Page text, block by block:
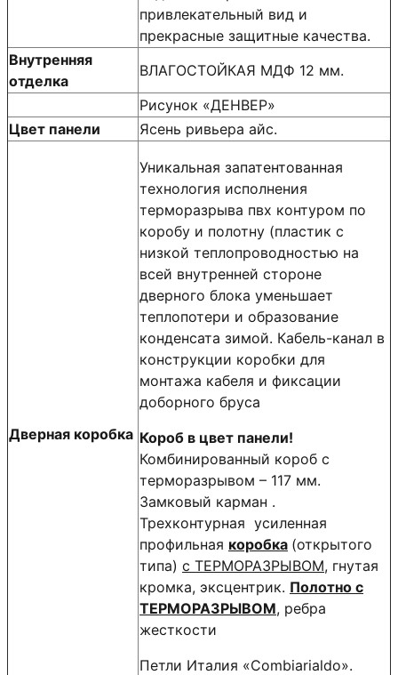
привлекательный вид и
прекрасные защитные качества.
Внутренняя
отделка
ВЛАГОСТОЙКАЯ МДФ 12 мм.
Рисунок «ДЕНВЕР»
Цвет панели
Ясень ривьера айс.
Дверная коробка
Уникальная запатентованная
технология исполнения
терморазрыва пвх контуром по
коробу и полотну (пластик с
низкой теплопроводностью на
всей внутренней стороне
дверного блока уменьшает
теплопотери и образование
конденсата зимой. Кабель-канал в
конструкции коробки для
монтажа кабеля и фиксации
доборного бруса
Короб в цвет панели!
Комбинированный короб с
терморазрывом – 117 мм.
Замковый карман .
Трехконтурная усиленная
профильная коробка (открытого
типа) с ТЕРМОРАЗРЫВОМ, гнутая
кромка, эксцентрик. Полотно с
ТЕРМОРАЗРЫВОМ, ребра
жесткости
Петли Италия «Сombiarialdo».